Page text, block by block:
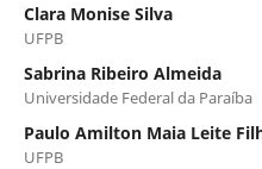
Clara Monise Silva
UFPB
Sabrina Ribeiro Almeida
Universidade Federal da Paraíba
Paulo Amilton Maia Leite
UFPB